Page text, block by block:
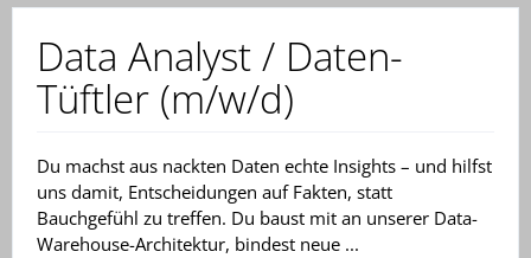
Data Analyst / Daten-
Tüftler (m/w/d)
Du machst aus nackten Daten echte Insights – und hilfst
uns damit, Entscheidungen auf Fakten, statt
Bauchgefühl zu treffen. Du baust mit an unserer Data-
Warehouse-Architektur, bindest neue ...